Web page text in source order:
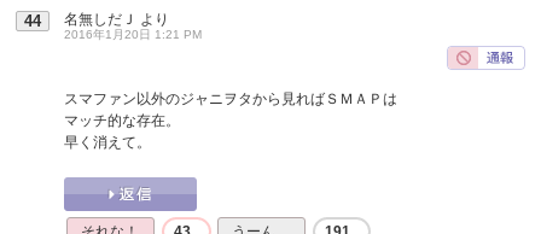
44 名無しだＪ より
2016年1月20日 1:21 PM
スマファン以外のジャニヲタから見ればＳＭＡＰは
マッチ的な存在。
早く消えて。